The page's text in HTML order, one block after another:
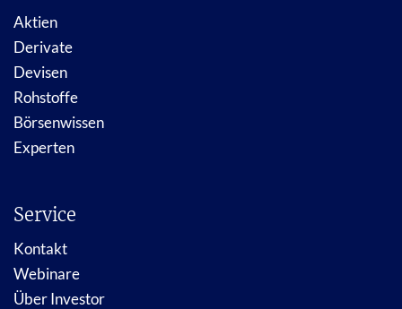
Aktien
Derivate
Devisen
Rohstoffe
Börsenwissen
Experten
Service
Kontakt
Webinare
Über Investor